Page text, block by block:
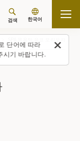
단어에 따라
시기 바랍니다.
검색 한국어